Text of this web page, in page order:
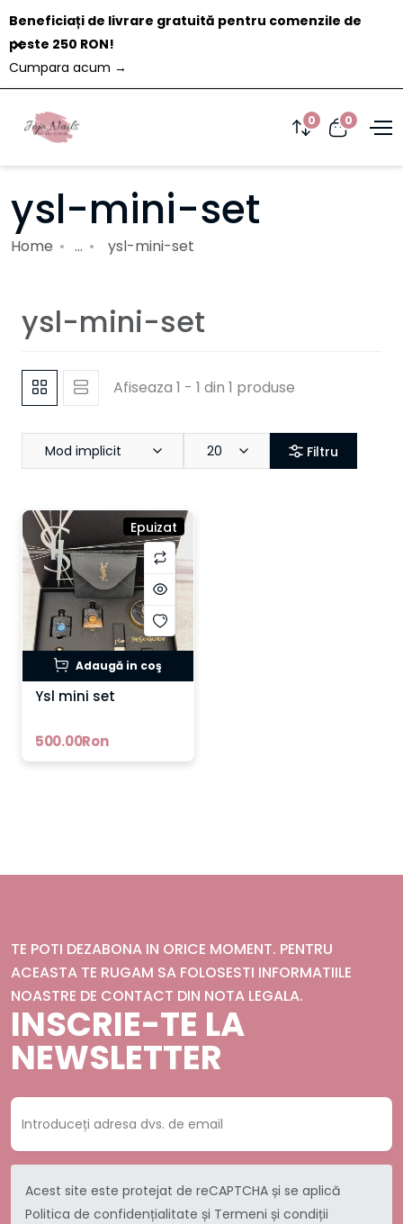
Beneficiați de livrare gratuită pentru comenzile de
peste 250 RON!
Cumpara acum →
Închide
0 0
ysl-mini-set
Home ... ysl-mini-set
ysl-mini-set
Afiseaza 1 - 1 din 1 produse
Mod implicit 20 Filtru
Epuizat
Adaugă in coş
Ysl mini set
500.00Ron
TE POTI DEZABONA IN ORICE MOMENT. PENTRU
ACEASTA TE RUGAM SA FOLOSESTI INFORMATIILE
NOASTRE DE CONTACT DIN NOTA LEGALA.
INSCRIE-TE LA
NEWSLETTER
Acest site este protejat de reCAPTCHA și se aplică
Politica de confidențialitate și Termeni și condiții